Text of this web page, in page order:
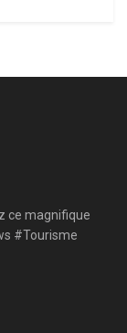
ce magnifique
#Tourisme